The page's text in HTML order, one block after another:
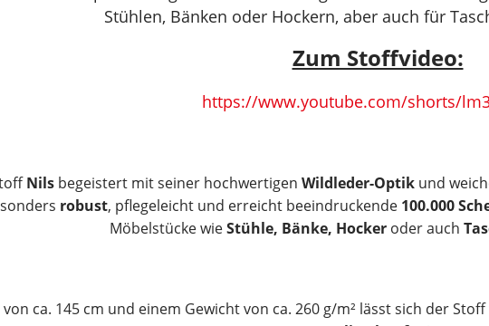
Stühlen, Bänken oder Hockern, aber auch für
Zum Stoffvideo:
https://www.youtube.com/shorts/
Nilsbegeistert mit seiner hochwertigen Wildleder-Optikund
robust, pflegeleicht und erreicht beeindruckende 100.000
Möbelstücke wieStühle, Bänke, Hocker oder auch
ca. 145 cm und einem Gewicht von ca. 260 g/m² lässt sich der